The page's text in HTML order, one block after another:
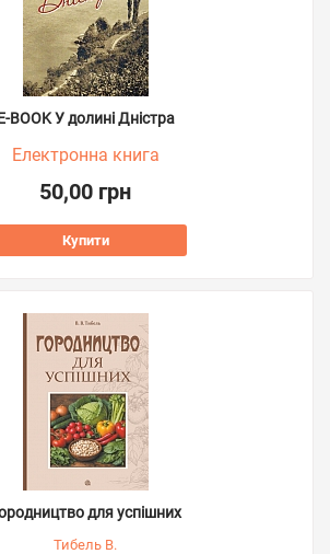
BOOK У долині Дністра
Електронна книга
50,00 грн
Купити
для успішних
Тибель В.